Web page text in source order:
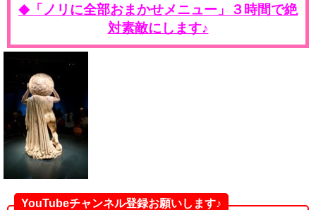
◆
「ノリに全部おまかせメニュー」３時間で絶
対素敵にします♪
YouTubeチャンネル登録お願いします♪